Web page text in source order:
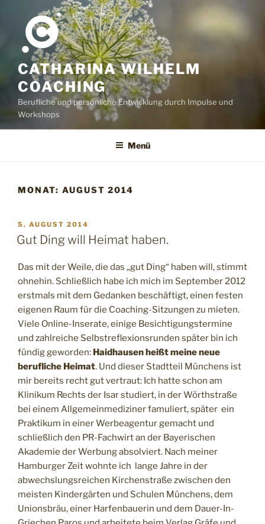
springen
CATHARINA WILHELM
COACHING
Berufliche und persönliche Entwicklung durch Impulse und
Workshops
Menü
MONAT: AUGUST 2014
VERÖFFENTLICHT
AM
5. AUGUST 2014
Gut Ding will Heimat haben.
Das mit der Weile, die das „gut Ding“ haben will, stimmt
ohnehin. Schließlich habe ich mich im September 2012
erstmals mit dem Gedanken beschäftigt, einen festen
eigenen Raum für die Coaching-Sitzungen zu mieten.
Viele Online-Inserate, einige Besichtigungstermine
und zahlreiche Selbstreflexionsrunden später bin ich
fündig geworden: Haidhausenheißt meine neue
berufliche Heimat. Und dieser Stadtteil Münchens ist
mir bereits recht gut vertraut: Ich hatte schon am
Klinikum Rechts der Isar studiert, in der Wörthstraße
bei einem Allgemeinmediziner famuliert, später ein
Praktikum in einer Werbeagentur gemacht und
schließlich den PR-Fachwirt an der Bayerischen
Akademie der Werbung absolviert. Nach meiner
Hamburger Zeit wohnte ich lange Jahre in der
abwechslungsreichen Kirchenstraße zwischen den
meisten Kindergärten und Schulen Münchens, dem
Unionsbräu, einer Harfenbauerin und dem Dauer-In-